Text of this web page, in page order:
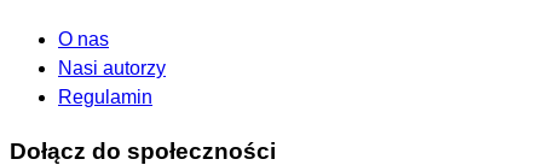
O nas
Nasi autorzy
Regulamin
Dołącz do społeczności